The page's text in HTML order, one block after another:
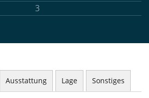
3
Ausstattung Lage Sonstiges